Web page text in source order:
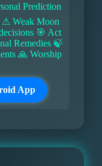
Prediction
⚠ Weak Moon
🎯 Act
Remedies 🍃
🙏 Worship
App